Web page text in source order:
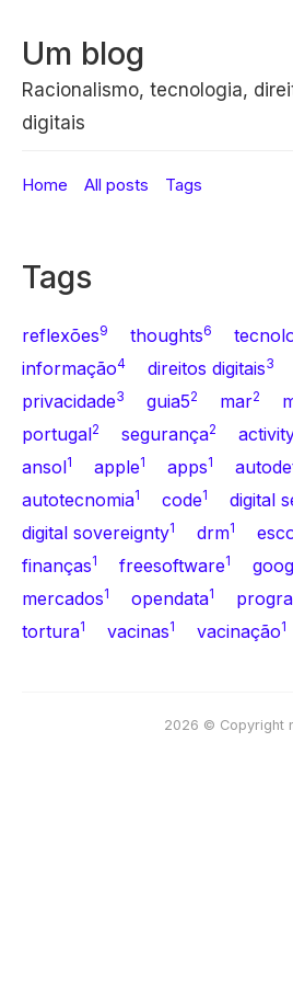
Um blog
Racionalismo, tecnologia,
digitais
Home All posts Tags
Tags
reflexões9 thoughts6
informação4 direitos digitais3
privacidade3 guia52 mar2
portugal2 segurança2
ansol1 apple1 apps1
autotecnomia1 code1 digital
digital sovereignty1 drm1
finanças1 freesoftware1
mercados1 opendata1
tortura1 vacinas1 vacinação1
2026 © Copyright